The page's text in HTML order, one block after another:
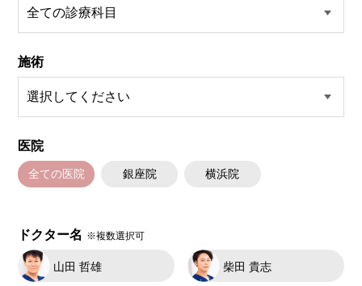
施術
医院
全ての医院 銀座院 横浜院
ドクター名 ※複数選択可
山田 哲雄 柴田 貴志